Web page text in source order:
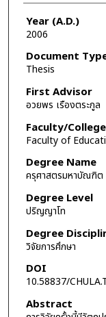
Year (A.D.)
2006
Document
Thesis
First Advisor
อวยพร เรืองตระกูล
Faculty/College
Faculty of
Degree Name
ครุศาสตรมหาบัณฑิต
Degree Level
ปริญญาโท
Degree
วิจัยการศึกษา
DOI
10.58837/
Abstract